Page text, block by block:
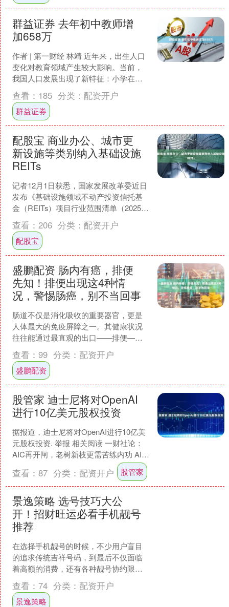
群益证券 去年初中教师增
加658万
作者 | 第一财经 林靖 近年来，出生人口
变化对教育领域产生较大影响。当前，
我国人口发展出现了新特征：小学在校
生规模已在 2023 年达峰，初中阶段预计
明年达峰....
查看： 185 分类： 配资开户
群益证券
配股宝 商业办公、城市更
新设施等类别纳入基础设施
REITs
记者12月1日获悉，国家发展改革委近日
发布《基础设施领域不动产投资信托基
金（REITs）项目行业范围清单（2025年
版）》（以下简称“2025年版清单”），对
基....
查看： 206 分类： 配资开户
配股宝
盛鹏配资 肠内有癌，排便
先知！排便出现这4种情
况，警惕肠癌，别不当回事
肠道不仅是消化吸收的重要器官，更是
人体最大的免疫屏障之一。其健康状况
往往能通过最直观的出口——排便——
反映出来。某些持续存在的排便异常，
确实是肠道发出的、需要被....
查看： 99 分类： 配资开户
盛鹏配资
股管家 迪士尼将对OpenAI
进行10亿美元股权投资
据报道，迪士尼将对OpenAI进行10亿美
元股权投资. 举报 相关阅读 一财社论：
AIC再开闸，老树新枝更需苦练内功 AIC
为银行系统管控存量风险资产提供了新
的....
查看： 87 分类： 配资开户 股管家
景逸策略 选号技巧大公
开！招财旺运必看手机靓号
推荐
在选择手机靓号的时候，不少用户盲目
的追求传统吉祥号码，到最后不仅面临
着高额的消费，还有各种靓号协约限
制，导致使用效果大打折扣。科学的手
机靓号选号技巧是数字组合寓....
查看： 74 分类： 配资开户
景逸策略